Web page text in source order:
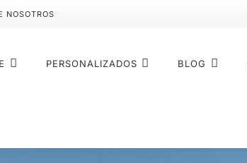
NOSOTROS
PERSONALIZADOS BLOG